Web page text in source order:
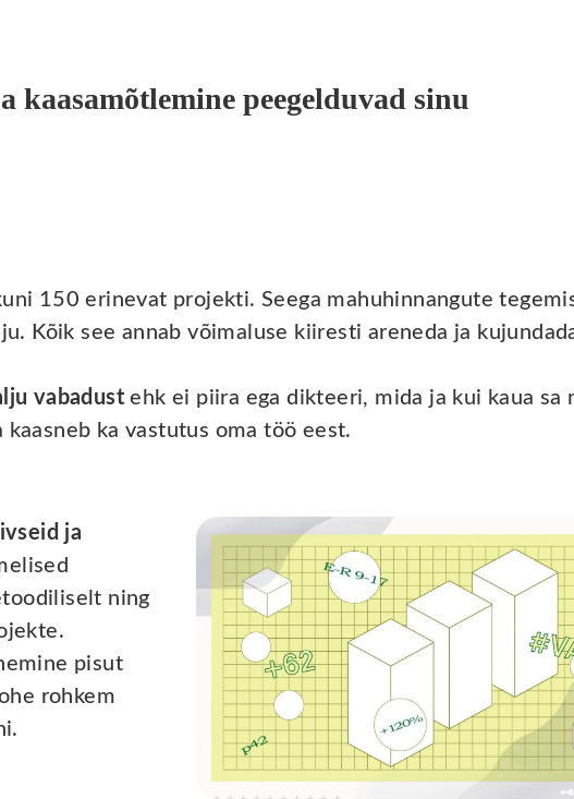
kaasamõtlemine peegelduvad sinu
150 erinevat projekti. Seega mahuhinnangute
Kõik see annab võimaluse kiiresti areneda ja
vabadust ehk ei piira ega dikteeri, mida ja kui kaua sa
ka vastutus oma töö eest.
ja
ning
pisut
rohkem